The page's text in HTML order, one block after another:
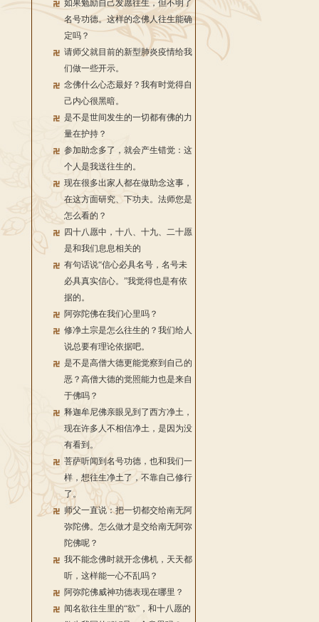
如果勉励自己发愿往生，但不明了
名号功德。这样的念佛人往生能确
定吗？
请师父就目前的新型肺炎疫情给我
们做一些开示。
念佛什么心态最好？我有时觉得自
己内心很黑暗。
是不是世间发生的一切都有佛的力
量在护持？
参加助念多了，就会产生错觉：这
个人是我送往生的。
现在很多出家人都在做助念这事，
在这方面研究、下功夫。法师您是
怎么看的？
四十八愿中，十八、十九、二十愿
是和我们息息相关的
有句话说“信心必具名号，名号未
必具真实信心。”我觉得也是有依
据的。
阿弥陀佛在我们心里吗？
修净土宗是怎么往生的？我们给人
说总要有理论依据吧。
是不是高僧大德更能觉察到自己的
恶？高僧大德的觉照能力也是来自
于佛吗？
释迦牟尼佛亲眼见到了西方净土，
现在许多人不相信净土，是因为没
有看到。
菩萨听闻到名号功德，也和我们一
样，想往生净土了，不靠自己修行
了。
师父一直说：把一切都交给南无阿
弥陀佛。怎么做才是交给南无阿弥
陀佛呢？
我不能念佛时就开念佛机，天天都
听，这样能一心不乱吗？
阿弥陀佛威神功德表现在哪里？
闻名欲往生里的“欲”，和十八愿的